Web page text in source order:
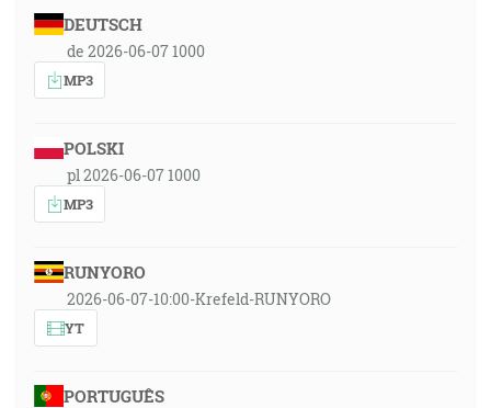
DEUTSCH
de 2026-06-07 1000
MP3
POLSKI
pl 2026-06-07 1000
MP3
RUNYORO
2026-06-07-10:00-Krefeld-RUNYORO
YT
PORTUGUÊS